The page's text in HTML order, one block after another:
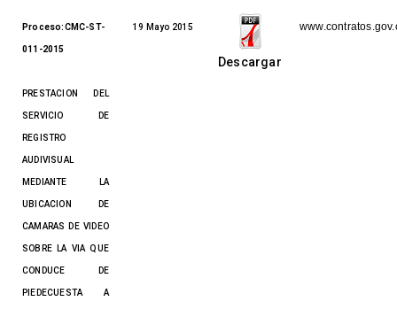
Proceso:CMC-ST-
011-2015
PRESTACION DEL
SERVICIO DE
REGISTRO
AUDIVISUAL
MEDIANTE LA
UBICACION DE
CAMARAS DE VIDEO
SOBRE LA VIA QUE
CONDUCE DE
PIEDECUESTA A
19 Mayo 2015
Descargar